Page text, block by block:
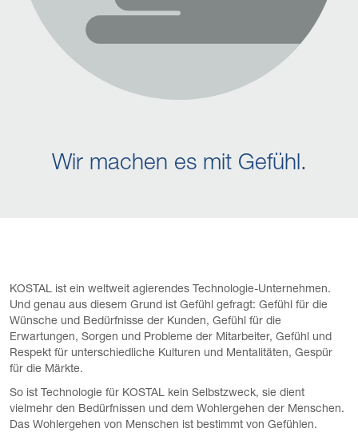
Wir machen es mit Gefühl.
KOSTAL ist ein weltweit agierendes Technologie-Unternehmen.
Und genau aus diesem Grund ist Gefühl gefragt: Gefühl für die
Wünsche und Bedürfnisse der Kunden, Gefühl für die
Erwartungen, Sorgen und Probleme der Mitarbeiter, Gefühl und
Respekt für unterschiedliche Kulturen und Mentalitäten, Gespür
für die Märkte.
So ist Technologie für KOSTAL kein Selbstzweck, sie dient
vielmehr den Bedürfnissen und dem Wohlergehen der Menschen.
Das Wohlergehen von Menschen ist bestimmt von Gefühlen.